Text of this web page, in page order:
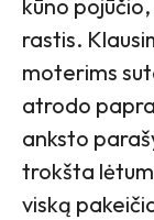
kūno
rastis.
moterims
atrodo
anksto
trokšta
viską